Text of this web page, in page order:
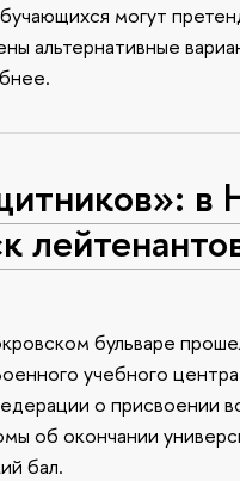
могут
альтернативные
бульваре
учебного
о присвоении
об окончании
бал.